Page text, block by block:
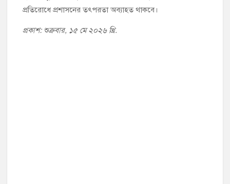
প্রতিরোধে প্রশাসনের তৎপরতা অব্যাহত থাকবে।
প্রকাশ: শুক্রবার, ১৫ মে ২০২৬ খ্রি.